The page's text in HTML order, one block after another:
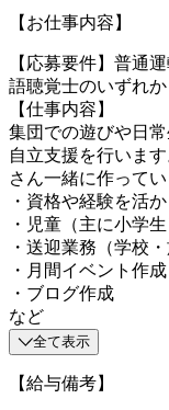
【お仕事内容】
【応募要件】普通
語聴覚士のいずれか
【仕事内容】
集団での遊びや日
自立支援を行いま
さん一緒に作って
・資格や経験を活
・児童（主に小学
・送迎業務（学校
・月間イベント作成
・ブログ作成
など
全て表示
【給与備考】